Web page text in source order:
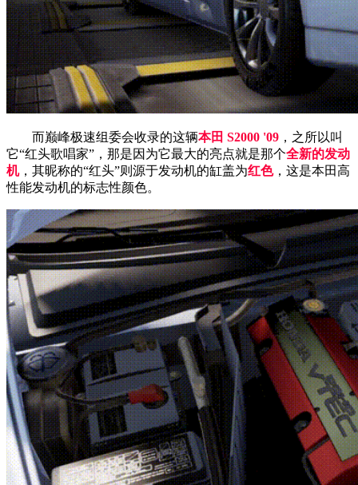
而巅峰极速组委会收录的这辆本田 S2000 '09 ，之所以叫
它“红头歌唱家”，那是因为它最大的亮点就是那个全新的发动
机，其昵称的“红头”则源于发动机的缸盖为红色，这是本田高
性能发动机的标志性颜色。